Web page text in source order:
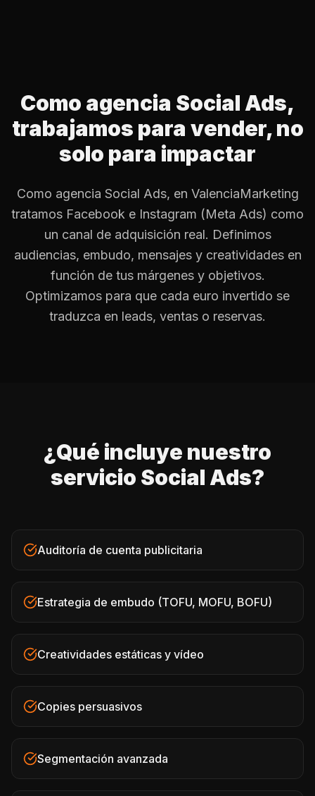
Como agencia Social Ads,
trabajamos para vender, no
solo para impactar
Como agencia Social Ads, en ValenciaMarketing
tratamos Facebook e Instagram (Meta Ads) como
un canal de adquisición real. Definimos
audiencias, embudo, mensajes y creatividades en
función de tus márgenes y objetivos.
Optimizamos para que cada euro invertido se
traduzca en leads, ventas o reservas.
¿Qué incluye nuestro
servicio Social Ads?
Auditoría de cuenta publicitaria
Estrategia de embudo (TOFU, MOFU, BOFU)
Creatividades estáticas y vídeo
Copies persuasivos
Segmentación avanzada